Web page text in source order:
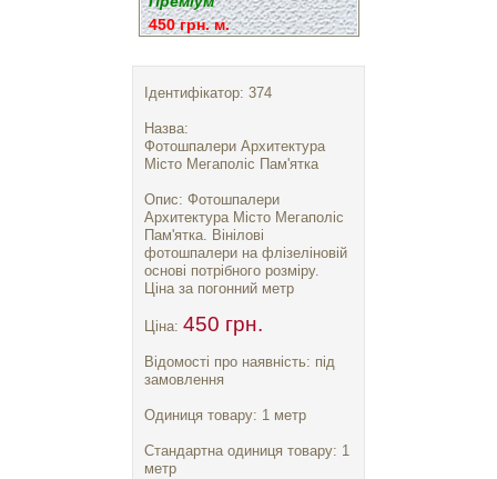
450 грн. м.
Ідентифікатор: 374
Назва:
Фотошпалери Архитектура
Місто Мегаполіс Пам'ятка
Опис: Фотошпалери
Архитектура Місто Мегаполіс
Пам'ятка. Вінілові
фотошпалери на флізеліновій
основі потрібного розміру.
Ціна за погонний метр
Ціна: 450 грн.
Відомості про наявність: під
замовлення
Одиниця товару: 1 метр
Стандартна одиниця товару: 1
метр